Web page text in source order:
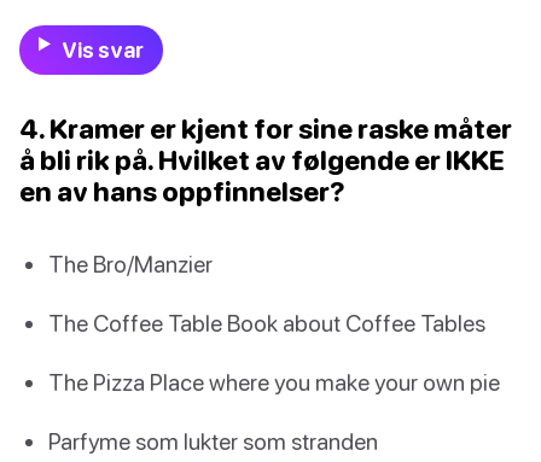
Vis svar
4. Kramer er kjent for sine raske måter
å bli rik på. Hvilket av følgende er IKKE
en av hans oppfinnelser?
The Bro/Manzier
The Coffee Table Book about Coffee Tables
The Pizza Place where you make your own pie
Parfyme som lukter som stranden